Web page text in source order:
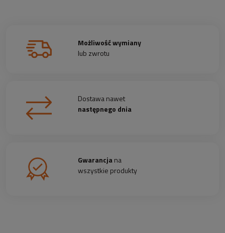
Możliwość wymiany
lub zwrotu
Dostawa nawet
następnego dnia
Gwarancjana
wszystkie produkty